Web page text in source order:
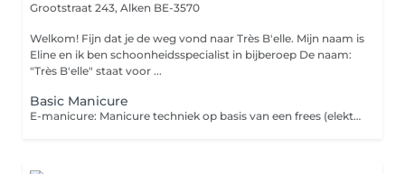
Grootstraat 243, Alken BE-3570
Welkom! Fijn dat je de weg vond naar Très B'elle. Mijn naam is
Eline en ik ben schoonheidsspecialist in bijberoep De naam:
"Très B'elle" staat voor ...
Basic Manicure
E-manicure: Manicure techniek op basis van een frees (elektrische vijl). Met deze e-manicure worden alle losse velletjes, de nagelriemen en dode huid rondom veilig en pijnloos verwijderd. De nagel wordt gevijld op gewenste lengte en vorm. Nadien wordt er nog een verzorging aangebracht.